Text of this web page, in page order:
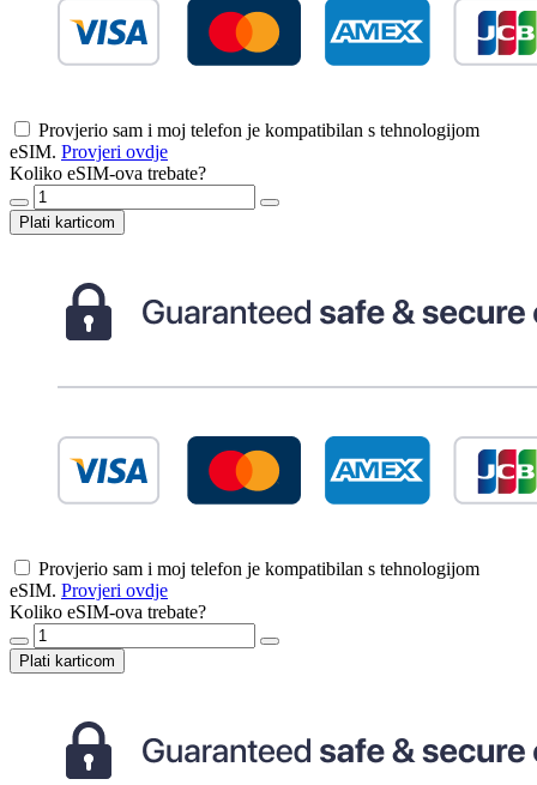
Provjerio sam i moj telefon je kompatibilan s tehnologijom
eSIM. Provjeri ovdje
Koliko eSIM-ova trebate?
Plati karticom
Provjerio sam i moj telefon je kompatibilan s tehnologijom
eSIM. Provjeri ovdje
Koliko eSIM-ova trebate?
Plati karticom